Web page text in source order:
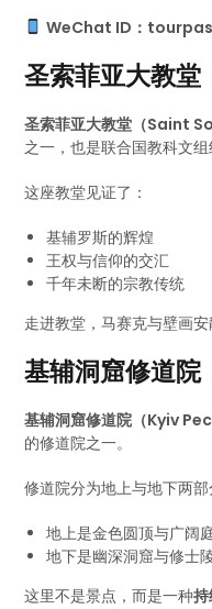
WeChat ID：
圣索菲亚大教堂
圣索菲亚大教堂（Saint
之一，也是联合国教科文组
这座教堂见证了：
基辅罗斯的辉煌
王权与信仰的交汇
千年未断的宗教传统
走进教堂，马赛克与壁画
基辅洞窟修道院
基辅洞窟修道院（Kyiv
的修道院之一。
修道院分为地上与地下两部
地上是金色圆顶与广阔
地下是幽深洞窟与修士
这里不是景点，而是一种